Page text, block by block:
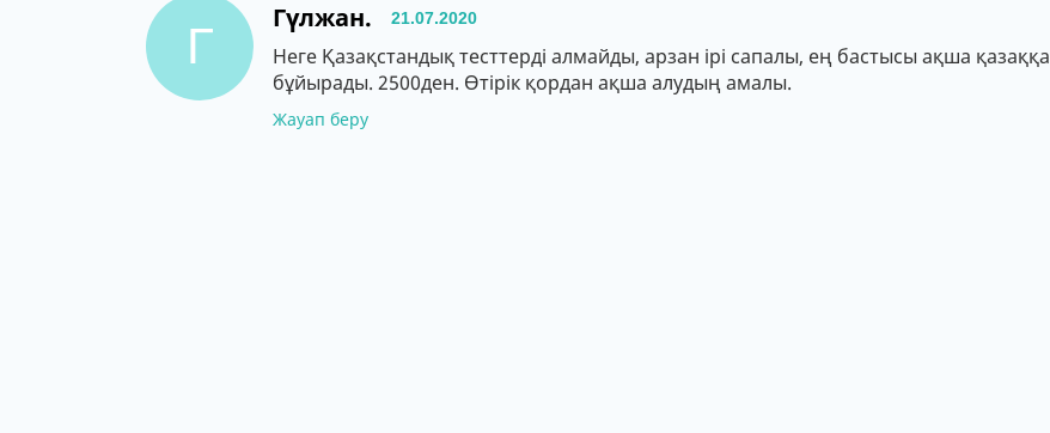
Г
Гүлжан. 21.07.2020
Неге Қазақстандық тесттерді алмайды, арзан ірі сапалы, ең бастысы ақша қазаққа
бұйырады. 2500ден. Өтірік қордан ақша алудың амалы.
Жауап беру